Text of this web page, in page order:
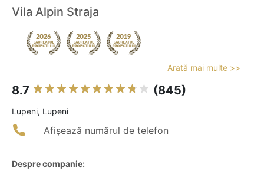
Vila Alpin Straja
Arată mai multe >>
8.7 (845)
Lupeni, Lupeni
Afișează numărul de telefon
Despre companie: